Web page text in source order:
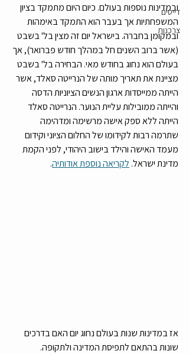
דייטים
צרכנות
ובמדינות נוספות בעולם. כיום היום מתמקד בציון
המשפחתיות אך בעבר הוא התמקד באימהות
ובמקומן בחברה. בישראל יום זה מצין בל' בשבט
(אשר ברוב השנים חל במהלך חודש פברואר), אך
בעולם הוא נחוג בחודש מאי. הבחירה בל' בשבט
מציינת את תאריך מותה של הנרייטה סאלד, אשר
הייתה ממייסדות ארגון הנשים הציוניות הדסה
והייתה ממובילות עליית הנוער. הנרייטה סאלד
הייתה ללא ספק אישה מרשימה ומדהימה
שתרמה רבות לקידומו של החלום הציוני וקידום
מעמד האישה והילד בישוב היהודי, לפני הקמת
מדינת ישראל. לקריאה נוספת אודותיה.
אז במדינות שנות בעולם נחוג יום האם בדרכים
שונות בהתאם לתפיסת המדינה ולתקופה.